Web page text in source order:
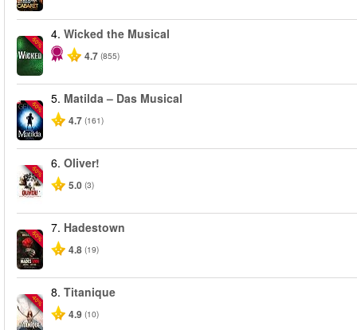
-50%
4. Wicked the Musical
4.7 (855)
-50%
5. Matilda – Das Musical
4.7 (161)
-50%
6. Oliver!
5.0 (3)
-50%
7. Hadestown
4.8 (19)
-40%
8. Titanique
4.9 (10)